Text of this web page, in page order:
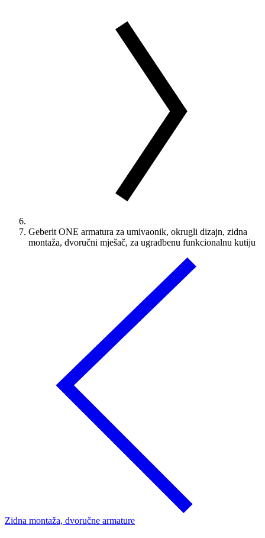
Geberit ONE armatura za umivaonik, okrugli dizajn, zidna
montaža, dvoručni mješač, za ugradbenu funkcionalnu kutiju
Zidna montaža, dvoručne armature